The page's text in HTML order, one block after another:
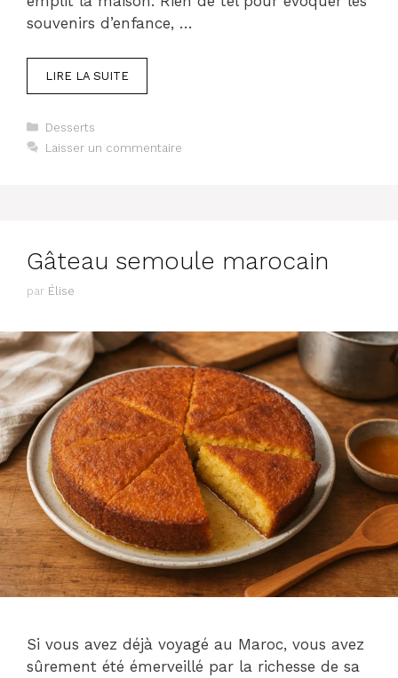
souvenirs d’enfance, …
LIRE LA SUITE
Catégories
Desserts
Laisser un commentaire
Gâteau semoule marocain
par Élise
Si vous avez déjà voyagé au Maroc, vous avez
sûrement été émerveillé par la richesse de sa